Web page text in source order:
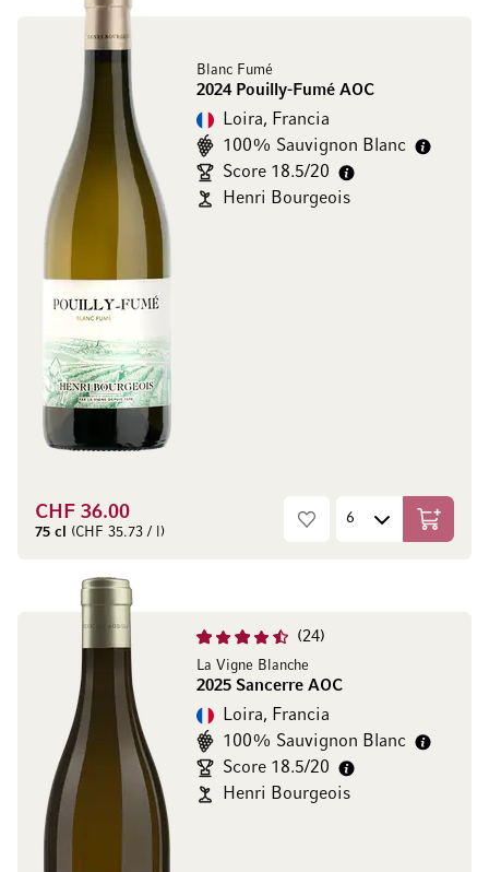
Blanc Fumé
2024 Pouilly-Fumé AOC
Loira, Francia
100% Sauvignon Blanc
Score 18.5/20
Henri Bourgeois
CHF 36.00
75 cl (CHF 35.73 / l)
24
La Vigne Blanche
2025 Sancerre AOC
Loira, Francia
100% Sauvignon Blanc
Score 18.5/20
Henri Bourgeois